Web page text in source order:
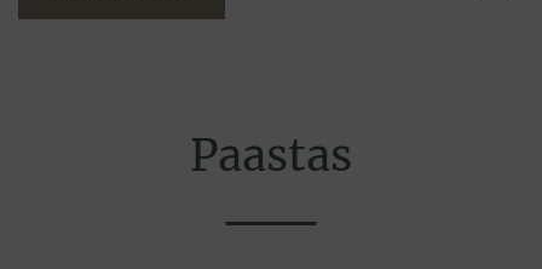
Paastas